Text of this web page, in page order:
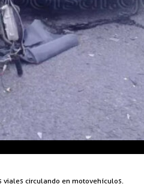
viales circulando en motovehículos.